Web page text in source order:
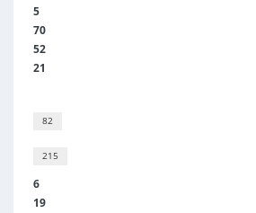
5
70
52
21
82
215
6
19